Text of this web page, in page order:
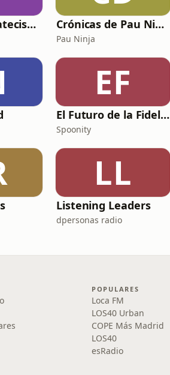
En torno al Catecismo Crónicas de Pau Ninja
Pau Ninja
EF
El Futuro de la Fidelización
Spoonity
LL
Listening Leaders
dpersonas radio
POPULARES
Loca FM
LOS40 Urban
COPE Más Madrid
LOS40
esRadio